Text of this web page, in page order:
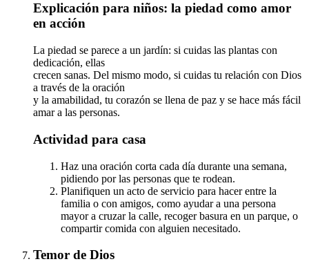
Explicación para niños: la piedad como amor
en acción
La piedad se parece a un jardín: si cuidas las plantas con
dedicación, ellas
crecen sanas. Del mismo modo, si cuidas tu relación con Dios
a través de la oración
y la amabilidad, tu corazón se llena de paz y se hace más fácil
amar a las personas.
Actividad para casa
Haz una oración corta cada día durante una semana,
pidiendo por las personas que te rodean.
Planifiquen un acto de servicio para hacer entre la
familia o con amigos, como ayudar a una persona
mayor a cruzar la calle, recoger basura en un parque, o
compartir comida con alguien necesitado.
Temor de Dios